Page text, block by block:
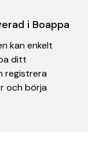
i Boappa
kan enkelt
ditt
registrera
och börja